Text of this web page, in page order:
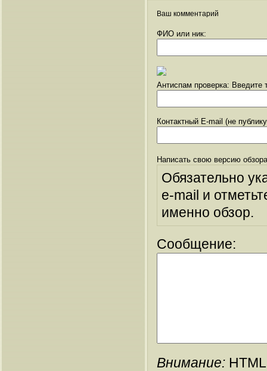
Ваш комментарий
ФИО или ник:
Антиспам проверка: Введите
Контактный E-mail (не
Написать свою версию
Обязательно
e-mail и
именно обзор.
Сообщение:
Внимание: